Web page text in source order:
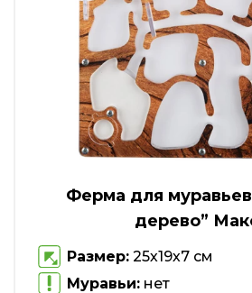
Ферма для
дерево”
Размер: 25х19х7 см
Муравьи: нет